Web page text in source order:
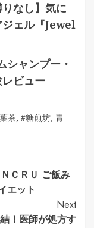
なし】気に
ジェル『Jewel
シャンプー・
ビュー
茶, #糖煎坊, 青
ＣＲＵ ご飯み
エット
Next
！医師が処方す